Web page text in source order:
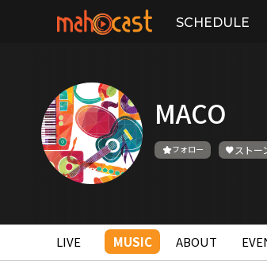
SCHEDULE
MACO
フォロー ストー
LIVE MUSIC ABOUT